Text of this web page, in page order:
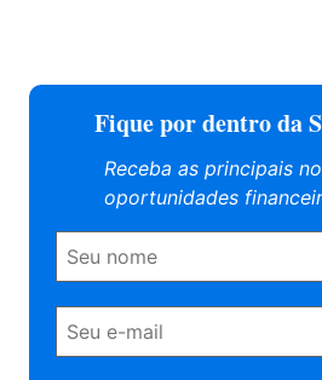
Fique por dentro da
Receba as principais
oportunidades